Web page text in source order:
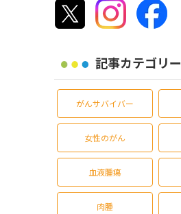
記事カテゴリー
がんサバイバー
女性のがん
血液腫瘍
肉腫